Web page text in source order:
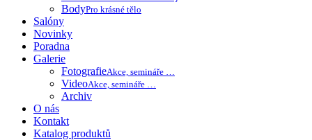
BodyPro krásné tělo
Salóny
Novinky
Poradna
Galerie
FotografieAkce, semináře …
VideoAkce, semináře …
Archiv
O nás
Kontakt
Katalog produktů